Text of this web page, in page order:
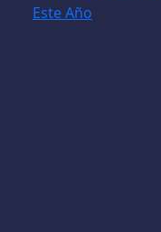
Este Año